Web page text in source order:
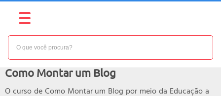
NÍVEL: BÁSICO
Como Montar um Blog
O curso de Como Montar um Blog por meio da Educação a